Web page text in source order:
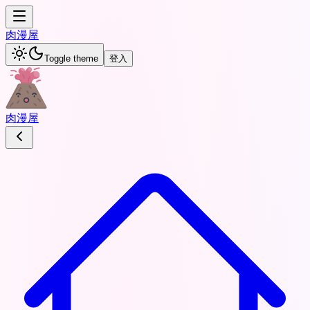
肉漫屋
Toggle theme 登入
肉漫屋